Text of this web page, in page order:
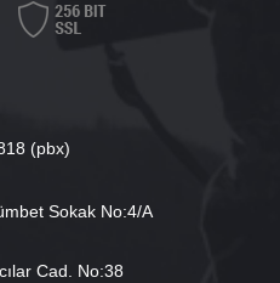
(pbx)
Sokak No:4/A
Cad. No:38